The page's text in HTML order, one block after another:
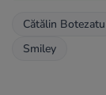
Cătălin Botezatu
Smiley